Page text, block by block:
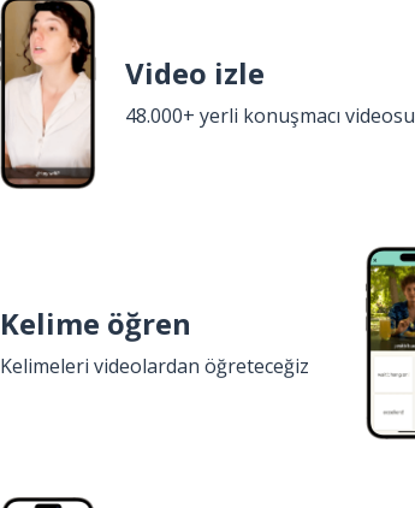
Video izle
48.000+ yerli konuşmacı videosu
Kelime öğren
Kelimeleri videolardan öğreteceğiz